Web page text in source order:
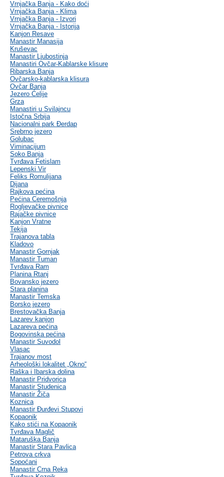
Vrnjačka Banja - Kako doći
Vrnjačka Banja - Klima
Vrnjačka Banja - Izvori
Vrnjačka Banja - Istorija
Kanjon Resave
Manastir Manasija
Kruševac
Manastir Ljubostinja
Manastiri Ovčar-Kablarske klisure
Ribarska Banja
Ovčarsko-kablarska klisura
Ovčar Banja
Jezero Ćelije
Grza
Manastiri u Svilajncu
Istočna Srbija
Nacionalni park Đerdap
Srebrno jezero
Golubac
Viminacijum
Soko Banja
Tvrđava Fetislam
Lepenski Vir
Feliks Romulijana
Dijana
Rajkova pećina
Pećina Ceremošnja
Rogljevačke pivnice
Rajačke pivnice
Kanjon Vratne
Tekija
Trajanova tabla
Kladovo
Manastir Gornjak
Manastir Tuman
Tvrđava Ram
Planina Rtanj
Bovansko jezero
Stara planina
Manastir Temska
Borsko jezero
Brestovačka Banja
Lazarev kanjon
Lazareva pećina
Bogovinska pećina
Manastir Suvodol
Vlasac
Trajanov most
Arheološki lokalitet „Okno“
Raška i Ibarska dolina
Manastir Pridvorica
Manastir Studenica
Manastir Žiča
Koznica
Manastir Đurđevi Stupovi
Kopaonik
Kako stići na Kopaonik
Tvrđava Maglič
Mataruška Banja
Manastir Stara Pavlica
Petrova crkva
Sopoćani
Manastir Crna Reka